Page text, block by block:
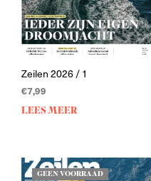
Zeilen 2026 / 1
€7,99
LEES MEER
GEEN VOORRAAD